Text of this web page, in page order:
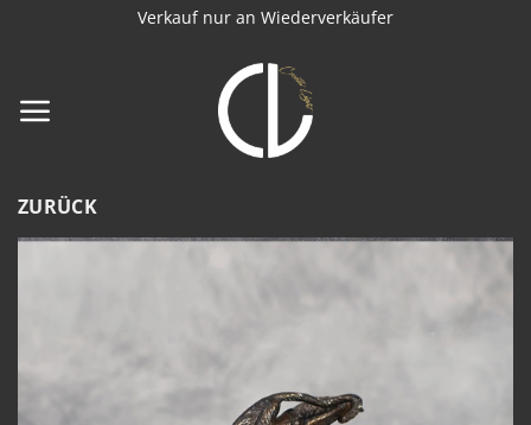
Verkauf nur an Wiederverkäufer
ZURÜCK